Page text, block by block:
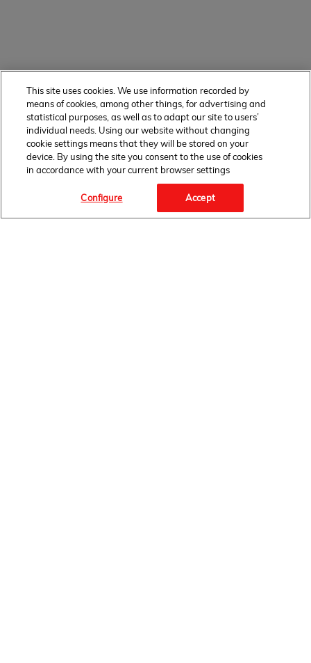
OBSERWUJ NAS
This site uses cookies. We use information recorded by
means of cookies, among other things, for advertising and
statistical purposes, as well as to adapt our site to users’
individual needs. Using our website without changing
cookie settings means that they will be stored on your
device. By using the site you consent to the use of cookies
in accordance with your current browser settings
Configure Accept